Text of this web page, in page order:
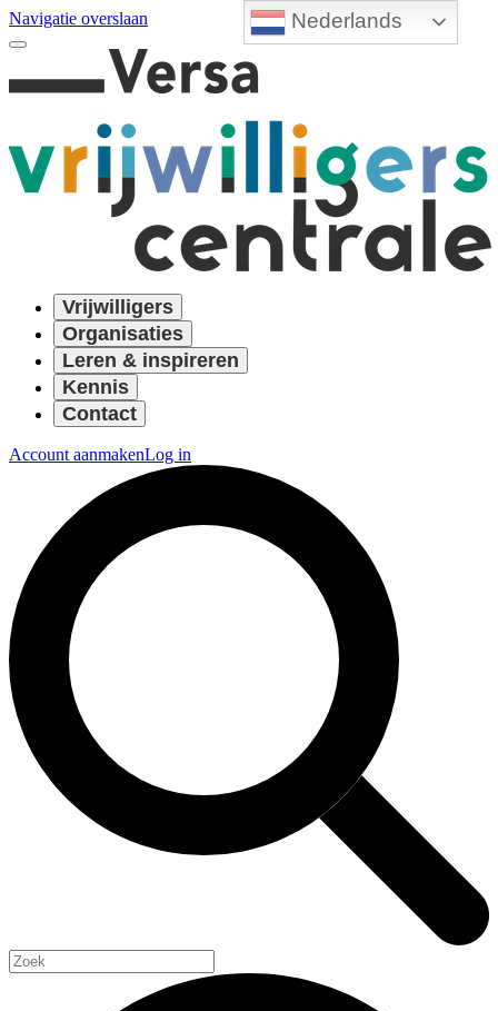
Nederlands
Navigatie overslaan
Vrijwilligers
Organisaties
Leren & inspireren
Kennis
Contact
Account aanmakenLog in